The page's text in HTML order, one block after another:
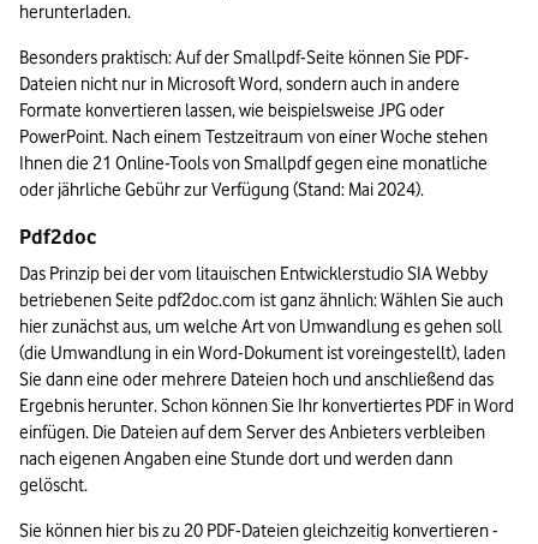
herunterladen.
Besonders praktisch: Auf der Smallpdf-Seite können Sie PDF-
Dateien nicht nur in Microsoft Word, sondern auch in andere
Formate konvertieren lassen, wie beispielsweise JPG oder
PowerPoint. Nach einem Testzeitraum von einer Woche stehen
Ihnen die 21 Online-Tools von Smallpdf gegen eine monatliche
oder jährliche Gebühr zur Verfügung (Stand: Mai 2024).
Pdf2doc
Das Prinzip bei der vom litauischen Entwicklerstudio SIA Webby
betriebenen Seite pdf2doc.com ist ganz ähnlich: Wählen Sie auch
hier zunächst aus, um welche Art von Umwandlung es gehen soll
(die Umwandlung in ein Word-Dokument ist voreingestellt), laden
Sie dann eine oder mehrere Dateien hoch und anschließend das
Ergebnis herunter. Schon können Sie Ihr konvertiertes PDF in Word
einfügen. Die Dateien auf dem Server des Anbieters verbleiben
nach eigenen Angaben eine Stunde dort und werden dann
gelöscht.
Sie können hier bis zu 20 PDF-Dateien gleichzeitig konvertieren -